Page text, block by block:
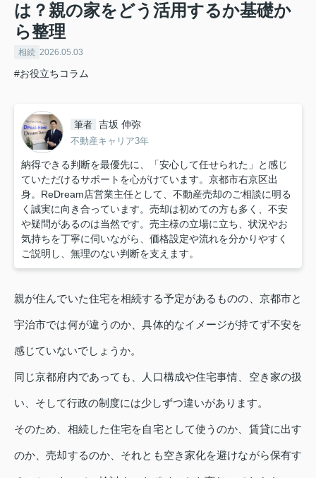
は？親の家をどう活用するか基礎か
ら整理
相続 2026.05.03
#お役立ちコラム
筆者 吉坂 伸弥
不動産キャリア3年
納得できる判断を最優先に、「安心して任せられた」と感じ
ていただけるサポートを心がけています。京都市右京区出
身。ReDream店営業主任として、不動産売却のご相談に明る
く誠実に向き合っています。売却は初めての方も多く、不安
や疑問があるのは当然です。売主様の立場に立ち、状況やお
気持ちを丁寧に伺いながら、価格設定や流れを分かりやすく
ご説明し、無理のない判断を支えます。
親が住んでいた住宅を相続する予定があるものの、京都市と
宇治市では何が違うのか、具体的なイメージが持てず不安を
感じていないでしょうか。
同じ京都府内であっても、人口構成や住宅事情、空き家の扱
い、そして行政の制度には少しずつ違いがあります。
そのため、相続した住宅を自宅として使うのか、賃貸に出す
のか、売却するのか、それとも空き家化を避けながら保有す